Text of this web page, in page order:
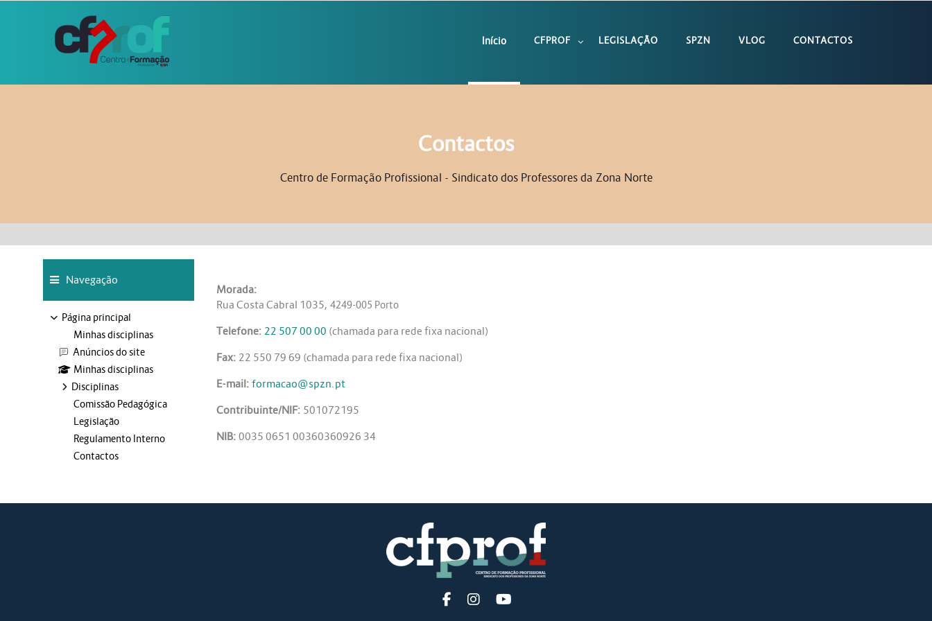
Início CFPROF LEGISLAÇÃO SPZN VLOG CONTACTOS
Contactos
Centro de Formação Profissional - Sindicato dos Professores da Zona Norte
Morada:
Rua Costa Cabral 1035,4249-005 Porto
Telefone: 22 507 00 00 (chamada para rede fixa nacional)
Fax: 22 550 79 69 (chamada para rede fixa nacional)
E-mail:formacao@spzn.pt
Contribuinte/NIF: 501072195
NIB: 0035 0651 00360360926 34
Blocos
Navegação
Página principal
Minhas disciplinas
Anúncios do site
Minhas disciplinas
Disciplinas
Comissão Pedagógica
Legislação
Regulamento Interno
Contactos
Blocos adicionais